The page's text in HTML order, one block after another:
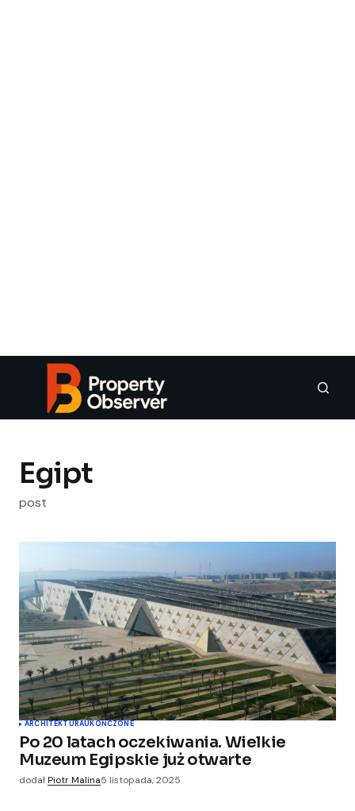
Egipt
post
ARCHITEKTURAUKOŃCZONE
Po 20 latach oczekiwania. Wielkie
Muzeum Egipskie już otwarte
dodałPiotr Malina5 listopada, 2025